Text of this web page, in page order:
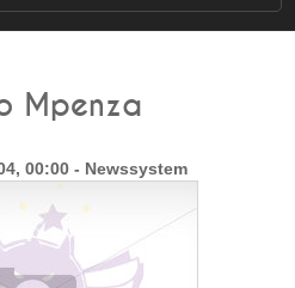
Mpenza
00:00 - Newssystem